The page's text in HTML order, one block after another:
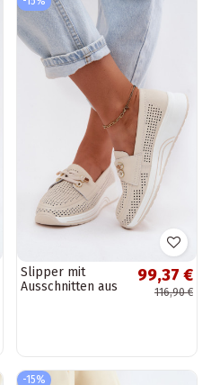
Slipper mit
Ausschnitten aus
99,37 €
116,90 €
-15%